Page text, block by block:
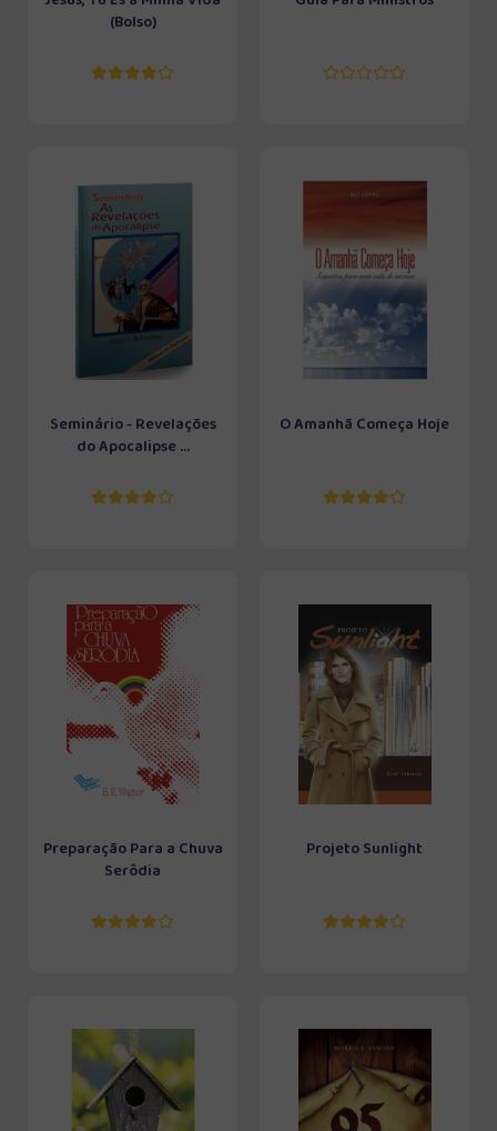
(Bolso)
Seminário - Revelações
do Apocalipse ...
O Amanhã Começa Hoje
Preparação Para a Chuva
Serôdia
Projeto Sunlight